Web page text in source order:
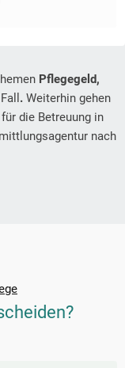
Pflegegeld,
. Weiterhin gehen
für die Betreuung in
nach